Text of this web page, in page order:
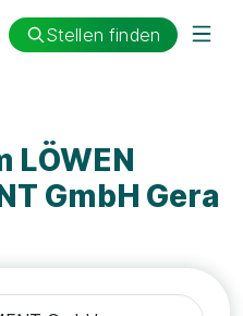
Stellen finden
LÖWEN
GmbH Gera